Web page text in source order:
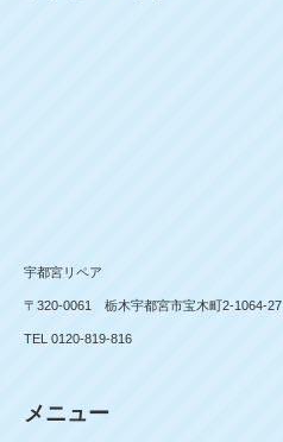
宇都宮リペア
〒320-0061 栃木宇都宮市宝木町2-1064-27
TEL 0120-819-816
メニュー